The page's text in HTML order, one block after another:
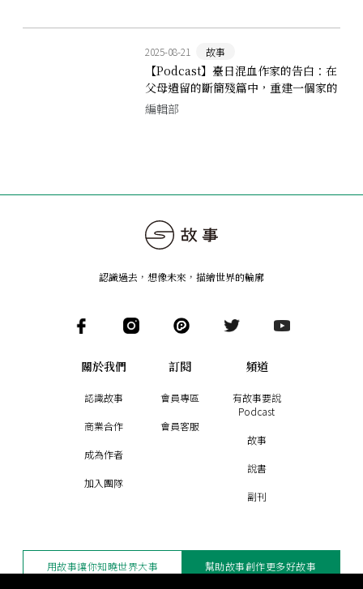
2025-08-21 故事
【Podcast】臺日混血作家的告白：在
父母遺留的斷簡殘篇中，重建一個家的
歷史記憶 ft. 一青妙
編輯部
認識過去，想像未來 ， 描繪世界的輪廓
關於我們
認識故事
商業合作
成為作者
加入團隊
訂閱
會員專區
會員客服
頻道
有故事要說
Podcast
故事
說書
副刊
用故事讓你知曉世界大事 幫助故事創作更多好故事